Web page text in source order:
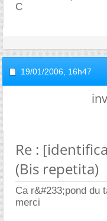
C
19/01/2006, 16h47
Re :
(Bis repetita)
Ca r&#233;pond du
merci